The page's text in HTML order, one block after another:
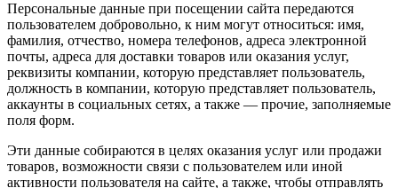
Персональные данные при посещении сайта передаются
пользователем добровольно, к ним могут относиться: имя,
фамилия, отчество, номера телефонов, адреса электронной
почты, адреса для доставки товаров или оказания услуг,
реквизиты компании, которую представляет пользователь,
должность в компании, которую представляет пользователь,
аккаунты в социальных сетях, а также — прочие, заполняемые
поля форм.
Эти данные собираются в целях оказания услуг или продажи
товаров, возможности связи с пользователем или иной
активности пользователя на сайте, а также, чтобы отправлять